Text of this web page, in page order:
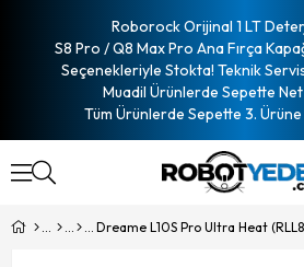
Roborock Orijinal 1 LT
S8 Pro / Q8 Max Pro Ana Fırça
Seçenekleriyle Stokta! Teknik
Muadil Ürünlerde Sepette
Tüm Ürünlerde Sepette 3.